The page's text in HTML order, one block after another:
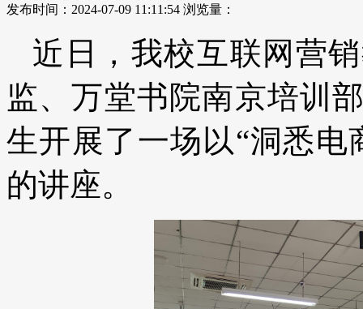
发布时间：2024-07-09 11:11:54 浏览量：
近日，我校互联网营
监、万堂书院南京培训
生开展了一场以“洞悉
的讲座。